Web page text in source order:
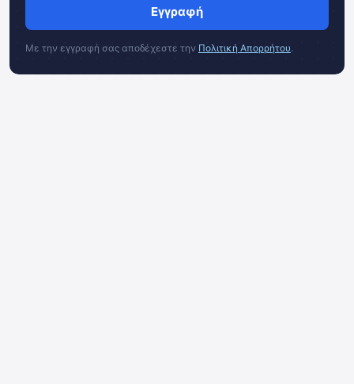
Εγγραφή
Με την εγγραφή σας αποδέχεστε την Πολιτική Απορρήτου.